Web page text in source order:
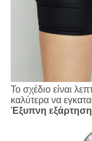
Το σχέδιο είναι
καλύτερα να
Έξυπνη εξάρτηση